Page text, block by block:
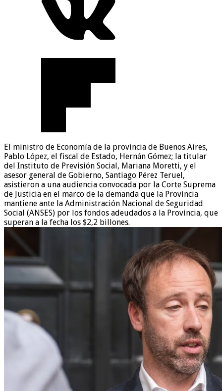
El ministro de Economía de la provincia de Buenos Aires,
Pablo López, el fiscal de Estado, Hernán Gómez; la titular
del Instituto de Previsión Social, Mariana Moretti, y el
asesor general de Gobierno, Santiago Pérez Teruel,
asistieron a una audiencia convocada por la Corte Suprema
de Justicia en el marco de la demanda que la Provincia
mantiene ante la Administración Nacional de Seguridad
Social (ANSES) por los fondos adeudados a la Provincia, que
superan a la fecha los $2,2 billones.